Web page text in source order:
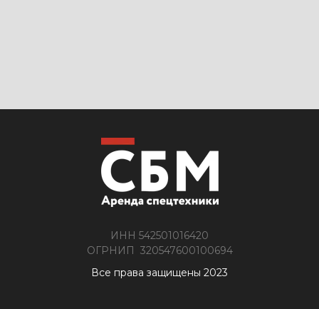
ИНН 542501016420
ОГРНИП 320547600100694
Все права защищены 2023